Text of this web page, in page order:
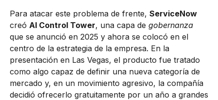
Para atacar este problema de frente, ServiceNow
creó AI Control Tower, una capa de gobernanza
que se anunció en 2025 y ahora se colocó en el
centro de la estrategia de la empresa. En la
presentación en Las Vegas, el producto fue tratado
como algo capaz de definir una nueva categoría de
mercado y, en un movimiento agresivo, la compañía
decidió ofrecerlo gratuitamente por un año a grandes